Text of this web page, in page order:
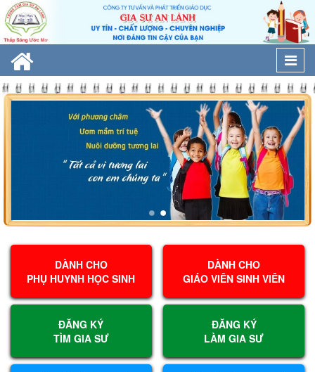
DÀNH CHO
PHỤ HUYNH HỌC SINH
ĐĂNG KÝ
TÌM GIA SƯ
DÀNH CHO
GIÁO VIÊN SINH VIÊN
ĐĂNG KÝ
LÀM GIA SƯ